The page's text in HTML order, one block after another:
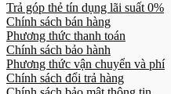
Trả góp thẻ tín dụng lãi suất 0%
Chính sách bán hàng
Phương thức thanh toán
Chính sách bảo hành
Phương thức vận chuyển và phí
Chính sách đổi trả hàng